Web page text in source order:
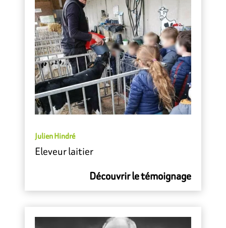
Julien Hindré
Eleveur laitier
Découvrir le témoignage